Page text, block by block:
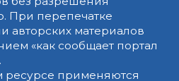
При перепечатке
материалов
«как сообщает портал
применяются